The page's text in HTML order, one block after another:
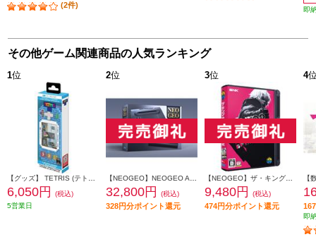
(2件)
即
その他ゲーム関連商品の人気ランキング
1位
【グッズ】 TETRIS (テトリス) ピクセルポケットプロ
6,050円
(税込)
5営業日
2位
【NEOGEO】NEOGEO AES+（ネオジオ）本体
32,800円 (税込)
328円分ポイント還元
3位
【NEOGEO】ザ・キング・オブ・ファイターズ 2002
9,480円 (税込)
474円分ポイント還元
4
即